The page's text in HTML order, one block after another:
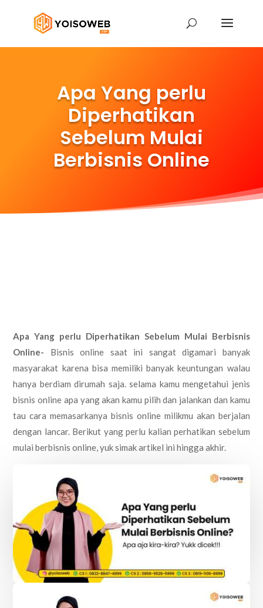
Apa Yang perlu
Diperhatikan
Sebelum Mulai
Berbisnis Online
Apa Yang perlu Diperhatikan Sebelum Mulai Berbisnis
Online- Bisnis online saat ini sangat digamari banyak
masyarakat karena bisa memiliki banyak keuntungan walau
hanya berdiam dirumah saja. selama kamu mengetahui jenis
bisnis online apa yang akan kamu pilih dan jalankan dan kamu
tau cara memasarkanya bisnis online milikmu akan berjalan
dengan lancar. Berikut yang perlu kalian perhatikan sebelum
mulai berbisnis online, yuk simak artikel ini hingga akhir.